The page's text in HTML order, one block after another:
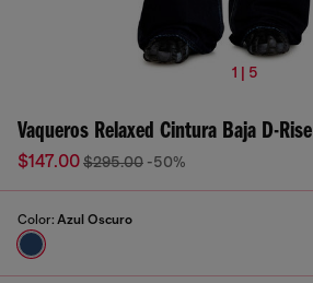
1 | 5
Vaqueros Relaxed Cintura Baja D-Rise
$147.00$295.00 -50%
Color: Azul Oscuro